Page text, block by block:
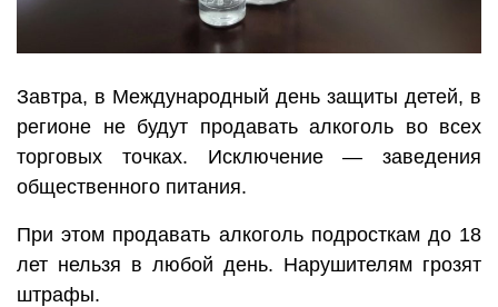
Завтра, в Международный день защиты детей, в
регионе не будут продавать алкоголь во всех
торговых точках. Исключение — заведения
общественного питания.
При этом продавать алкоголь подросткам до 18
лет нельзя в любой день. Нарушителям грозят
штрафы.